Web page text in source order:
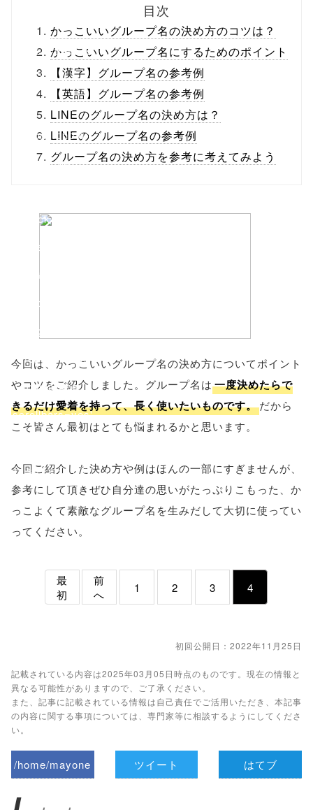
content/themes
/tapbiz_theme/
parts/sns-
buttons.php on
line10
onclick="windo
w.open(this.hre
f, 'Gwindow',
'width=550,
height=450,
menubar=no,
toolbar=no,
scrollbars=yes'
false;"> シェア
目次
かっこいいグループ名の決め方のコツは？
かっこいいグループ名にするためのポイント
【漢字】グループ名の参考例
【英語】グループ名の参考例
LINEのグループ名の決め方は？
LINEのグループ名の参考例
グループ名の決め方を参考に考えてみよう
今回は、かっこいいグループ名の決め方についてポイント
やコツをご紹介しました。グループ名は 一度決めたらで
きるだけ愛着を持って、長く使いたいものです。だから
こそ皆さん最初はとても悩まれるかと思います。
今回ご紹介した決め方や例はほんの一部にすぎませんが、
参考にして頂きぜひ自分達の思いがたっぷりこもった、か
っこよくて素敵なグループ名を生みだして大切に使ってい
ってください。
最
初
前
へ
1 2 3 4
初回公開日：2022年11月25日
記載されている内容は2025年03月05日時点のものです。現在の情報と
異なる可能性がありますので、ご了承ください。
また、記事に記載されている情報は自己責任でご活用いただき、本記事
の内容に関する事項については、専門家等に相談するようにしてくださ
い。
/home/mayone
ツイート はてブ